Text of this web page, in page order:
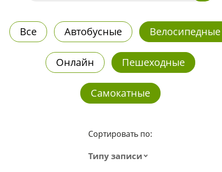
Все Автобусные Велосипедные
Онлайн Пешеходные
Самокатные
Сортировать по:
Типу записи